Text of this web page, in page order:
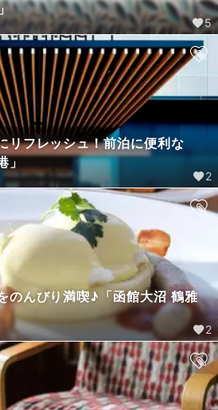
5
リフレッシュ！前泊に便利な
」
2
のんびり満喫♪「函館大沼 鶴雅
2